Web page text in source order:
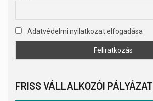
Adatvédelmi nyilatkozat elfogadása
FRISS VÁLLALKOZÓI PÁLYÁZAT